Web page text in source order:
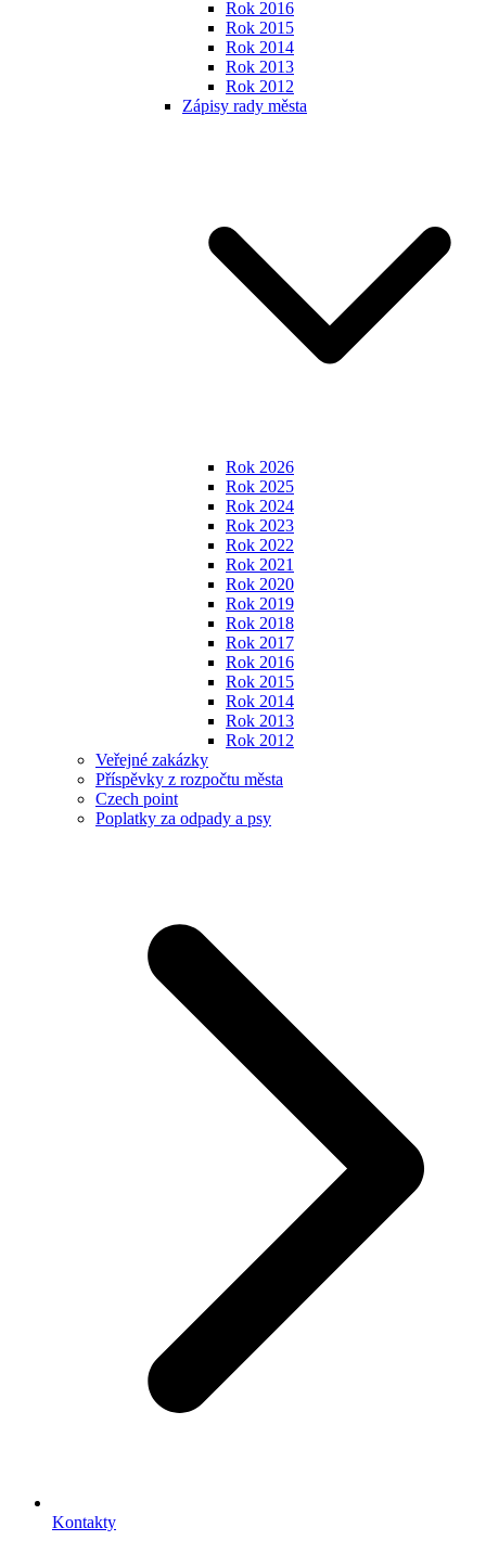
Rok 2016
Rok 2015
Rok 2014
Rok 2013
Rok 2012
Zápisy rady města
Rok 2026
Rok 2025
Rok 2024
Rok 2023
Rok 2022
Rok 2021
Rok 2020
Rok 2019
Rok 2018
Rok 2017
Rok 2016
Rok 2015
Rok 2014
Rok 2013
Rok 2012
Veřejné zakázky
Příspěvky z rozpočtu města
Czech point
Poplatky za odpady a psy
Kontakty